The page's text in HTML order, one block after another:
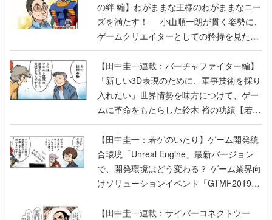
の絆 編】わがままな王様のわがままなニー
ズを満たす！──小山順一朗が貫く姿勢に、
ゲームクリエイターとしての矜持を見た
【若ゲのいたり最終回】
【田中圭一連載：バーチャファイター編】
「新しい3D表現のために、軍事技術を採り
入れたい」世界情勢を味方につけて、ゲー
ムに革命をもたらした鈴木 裕の功績【若ゲ
のいたり】
【田中圭一：若ゲのいたり】ゲーム開発統
合環境「Unreal Engine」最新バージョン
で、開発環境はどう変わる？ ゲーム業界向
けソリューションイベント「GTMF2019」
に行って、より理解を深めよう【PR】
【田中圭一連載：サイバーコネクトツー